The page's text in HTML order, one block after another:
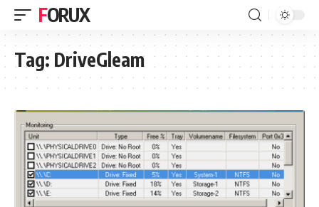
FORUX
Tag: DriveGleam